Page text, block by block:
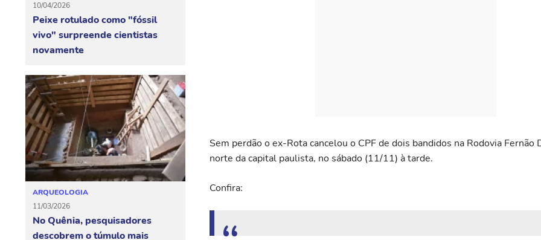
10/04/2026
Peixe rotulado como "fóssil
vivo" surpreende cientistas
novamente
ARQUEOLOGIA
11/03/2026
No Quênia, pesquisadores
descobrem o túmulo mais
Sem perdão o ex-Rota cancelou o CPF de dois bandidos na Rodovia Fernão
norte da capital paulista, no sábado (11/11) à tarde.
Confira: